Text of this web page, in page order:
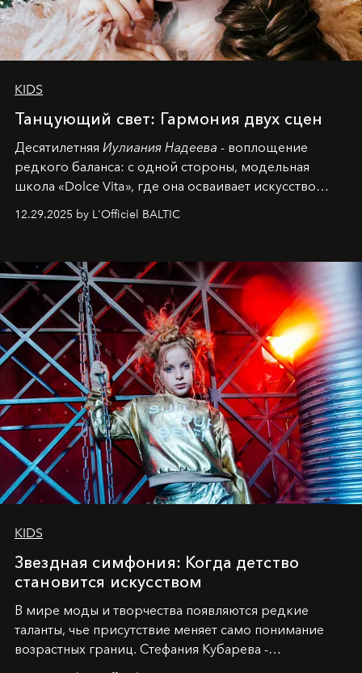
KIDS
Танцующий свет: Гармония двух сцен
Десятилетняя Иулиания Надеева - воплощение
редкого баланса: с одной стороны, модельная
школа «Dolce Vita», где она осваивает искусство
позы и образа, с другой - подготовительная
балетная студия при хореографическом училище,
танцевального пути за плечами.
12.29.2025 by L'Officiel BALTIC
KIDS
Звездная симфония: Когда детство
становится искусством
В мире моды и творчества появляются редкие
таланты, чье присутствие меняет само понимание
возрастных границ. Стефания Кубарева -
десятилетняя обладательница невероятной